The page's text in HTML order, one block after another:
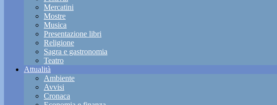
Mercatini
Mostre
Musica
Presentazione libri
Religione
Sagra e gastronomia
Teatro
Attualità
Ambiente
Avvisi
Cronaca